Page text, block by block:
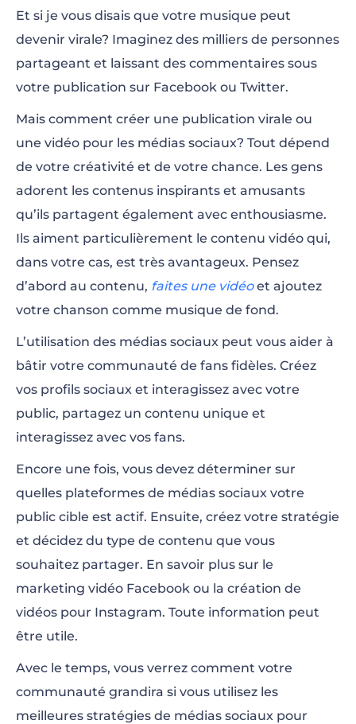
Et si je vous disais que votre musique peut
devenir virale? Imaginez des milliers de personnes
partageant et laissant des commentaires sous
votre publication sur Facebook ou Twitter.
Mais comment créer une publication virale ou
une vidéo pour les médias sociaux? Tout dépend
de votre créativité et de votre chance. Les gens
adorent les contenus inspirants et amusants
qu’ils partagent également avec enthousiasme.
Ils aiment particulièrement le contenu vidéo qui,
dans votre cas, est très avantageux. Pensez
d’abord au contenu, faites une vidéo et ajoutez
votre chanson comme musique de fond.
L’utilisation des médias sociaux peut vous aider à
bâtir votre communauté de fans fidèles. Créez
vos profils sociaux et interagissez avec votre
public, partagez un contenu unique et
interagissez avec vos fans.
Encore une fois, vous devez déterminer sur
quelles plateformes de médias sociaux votre
public cible est actif. Ensuite, créez votre stratégie
et décidez du type de contenu que vous
souhaitez partager. En savoir plus sur le
marketing vidéo Facebook ou la création de
vidéos pour Instagram. Toute information peut
être utile.
Avec le temps, vous verrez comment votre
communauté grandira si vous utilisez les
meilleures stratégies de médias sociaux pour